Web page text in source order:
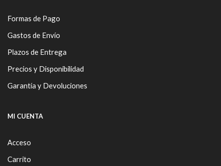
Formas de Pago
Gastos de Envío
Plazos de Entrega
Precios y Disponibilidad
Garantía y Devoluciones
MI CUENTA
Acceso
Carrito